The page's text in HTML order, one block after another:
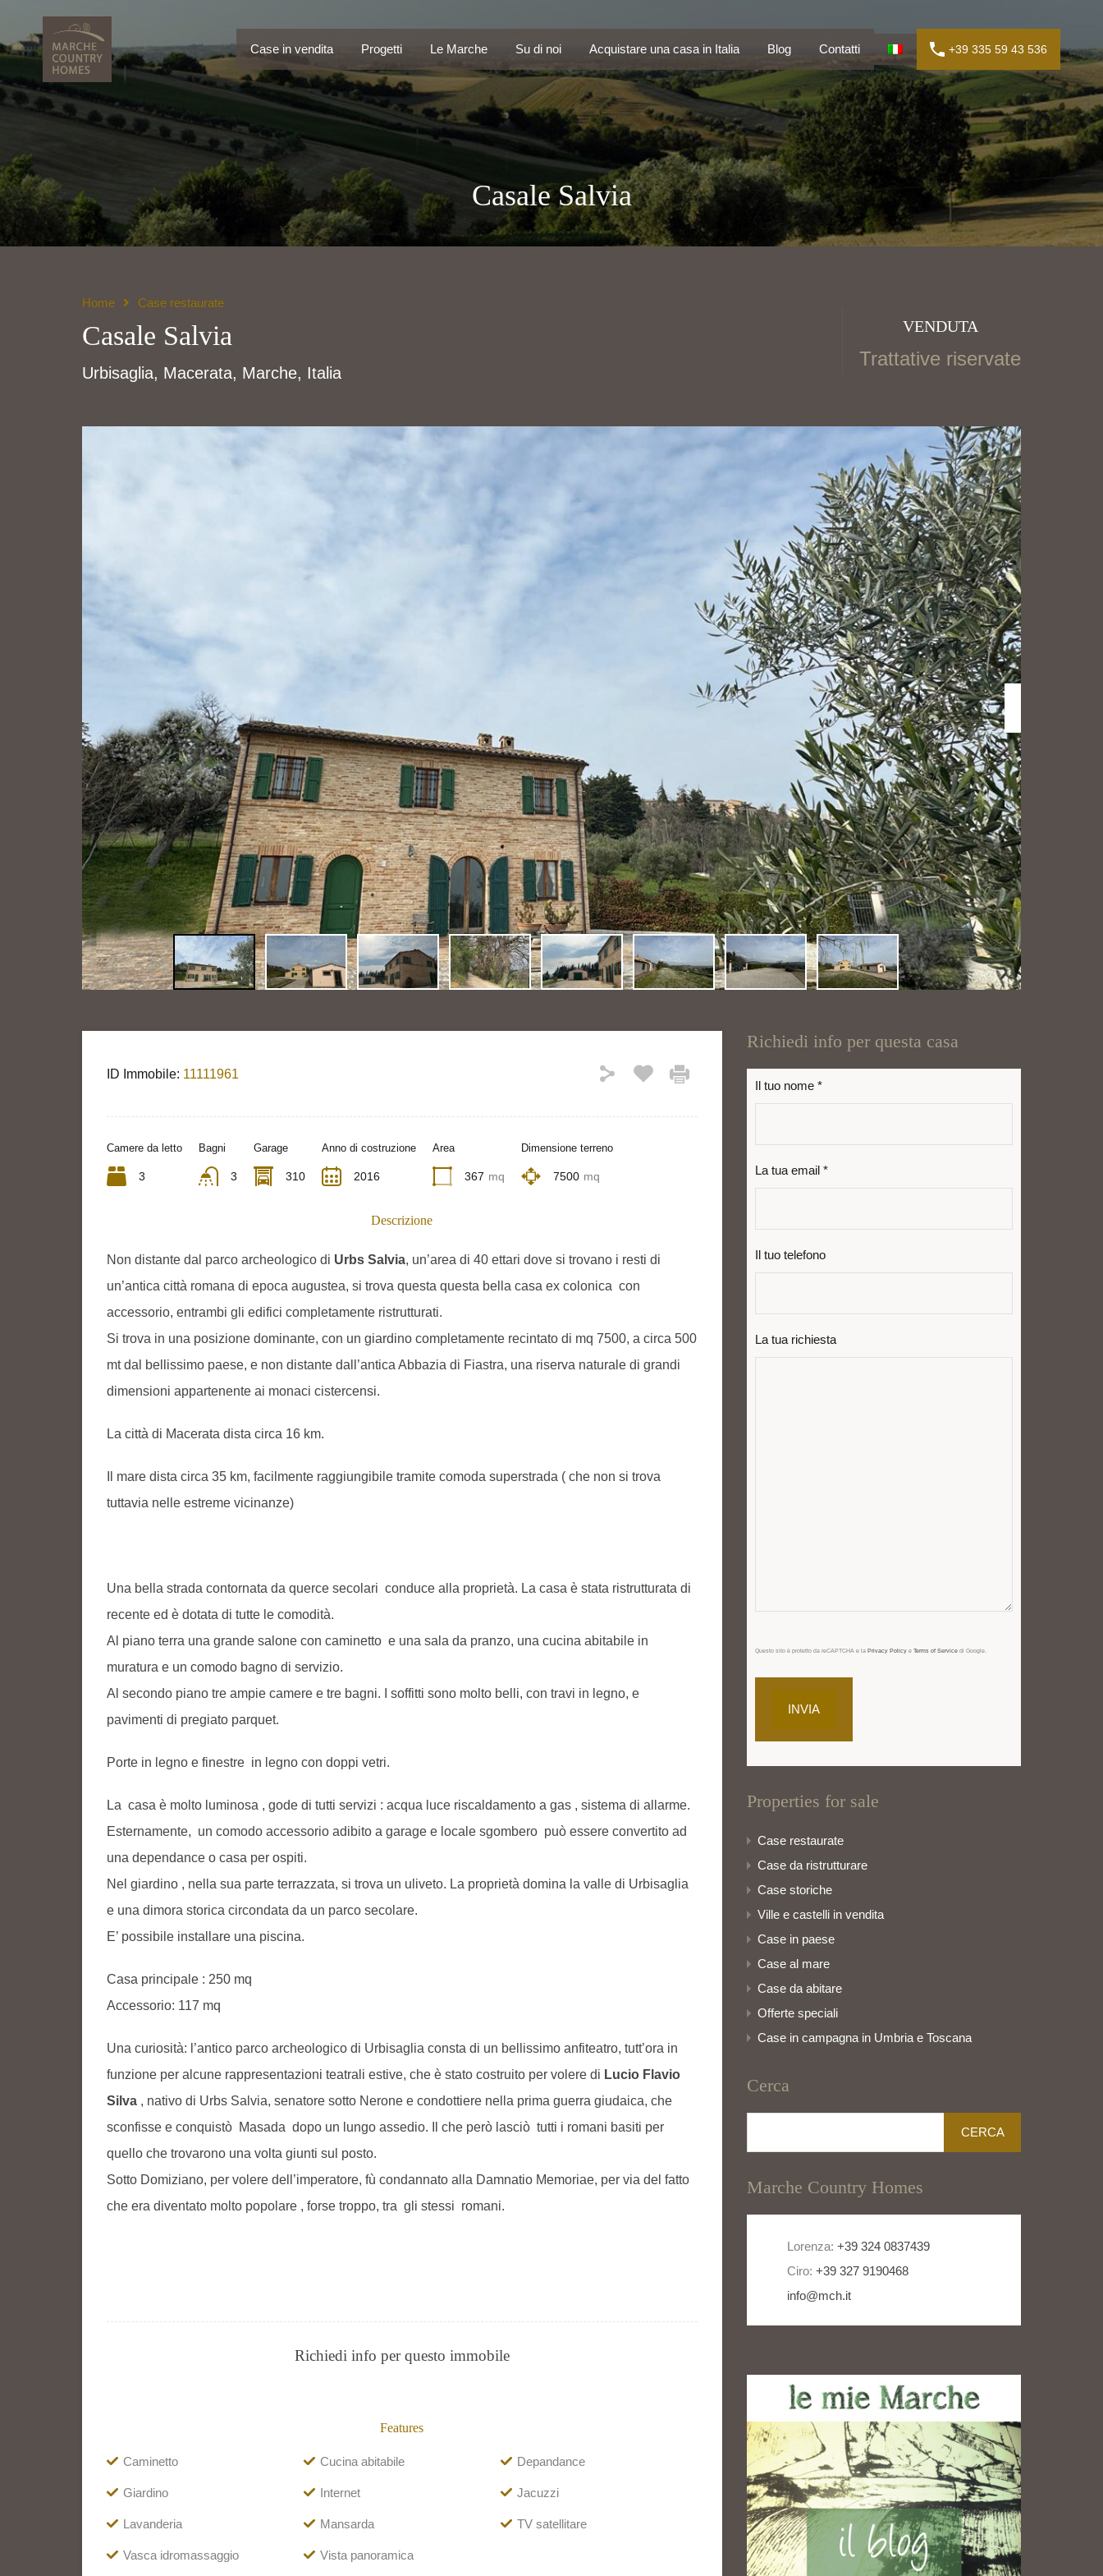
Case in vendita Progetti Le Marche Su di noi Acquistare una casa in Italia Contatti +39 335 59 43 536
Case in vendita Progetti Le Marche Su di noi Acquistare una casa in Italia Blog Contatti +39 335 59 43 536
Casale Salvia
Home Case restaurate
Casale Salvia
Urbisaglia, Macerata, Marche, Italia
VENDUTA
Trattative riservate
ID Immobile: 11111961
Camere da letto
3
Bagni
3
Garage
310
Anno di costruzione
2016
Area
367 mq
Dimensione terreno
7500 mq
Descrizione
Non distante dal parco archeologico di Urbs Salvia, un’area di 40 ettari dove si trovano i resti di
un’antica città romana di epoca augustea, si trova questa questa bella casa ex colonica con
accessorio, entrambi gli edifici completamente ristrutturati.
Si trova in una posizione dominante, con un giardino completamente recintato di mq 7500, a circa 500
mt dal bellissimo paese, e non distante dall’antica Abbazia di Fiastra, una riserva naturale di grandi
dimensioni appartenente ai monaci cistercensi.
La città di Macerata dista circa 16 km.
Il mare dista circa 35 km, facilmente raggiungibile tramite comoda superstrada ( che non si trova
tuttavia nelle estreme vicinanze)
Una bella strada contornata da querce secolari conduce alla proprietà. La casa è stata ristrutturata di
recente ed è dotata di tutte le comodità.
Al piano terra una grande salone con caminetto e una sala da pranzo, una cucina abitabile in
muratura e un comodo bagno di servizio.
Al secondo piano tre ampie camere e tre bagni. I soffitti sono molto belli, con travi in legno, e
pavimenti di pregiato parquet.
Porte in legno e finestre in legno con doppi vetri.
La casa è molto luminosa , gode di tutti servizi : acqua luce riscaldamento a gas , sistema di allarme.
Esternamente, un comodo accessorio adibito a garage e locale sgombero può essere convertito ad
una dependance o casa per ospiti.
Nel giardino , nella sua parte terrazzata, si trova un uliveto. La proprietà domina la valle di Urbisaglia
e una dimora storica circondata da un parco secolare.
E’ possibile installare una piscina.
Casa principale : 250 mq
Accessorio: 117 mq
Una curiosità: l’antico parco archeologico di Urbisaglia consta di un bellissimo anfiteatro, tutt’ora in
funzione per alcune rappresentazioni teatrali estive, che è stato costruito per volere di Lucio Flavio
Silva , nativo di Urbs Salvia, senatore sotto Nerone e condottiere nella prima guerra giudaica, che
sconfisse e conquistò Masada dopo un lungo assedio. Il che però lasciò tutti i romani basiti per
quello che trovarono una volta giunti sul posto.
Sotto Domiziano, per volere dell’imperatore, fù condannato alla Damnatio Memoriae, per via del fatto
che era diventato molto popolare , forse troppo, tra gli stessi romani.
Richiedi info per questo immobile
Features
Caminetto Cucina abitabile Depandance
Giardino Internet Jacuzzi
Lavanderia Mansarda TV satellitare
Vasca idromassaggio Vista panoramica
Richiedi info per questa casa
Il tuo nome *
La tua email *
Il tuo telefono
La tua richiesta
Questo sito è protetto da reCAPTCHA e la Privacy Policye Terms of Servicedi Google.
Properties for sale
Case restaurate
Case da ristrutturare
Case storiche
Ville e castelli in vendita
Case in paese
Case al mare
Case da abitare
Offerte speciali
Case in campagna in Umbria e Toscana
Cerca
per:
Marche Country Homes
Lorenza: +39 324 0837439
Ciro: +39 327 9190468
info@mch.it